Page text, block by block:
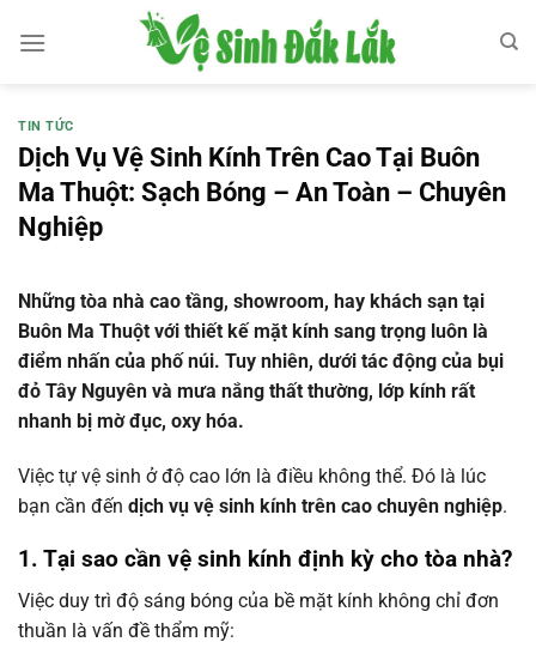
qua
TIN TỨC
Dịch Vụ Vệ Sinh Kính Trên Cao Tại Buôn
Ma Thuột: Sạch Bóng – An Toàn – Chuyên
Nghiệp
Những tòa nhà cao tầng, showroom, hay khách sạn tại
Buôn Ma Thuột với thiết kế mặt kính sang trọng luôn là
điểm nhấn của phố núi. Tuy nhiên, dưới tác động của bụi
đỏ Tây Nguyên và mưa nắng thất thường, lớp kính rất
nhanh bị mờ đục, oxy hóa.
Việc tự vệ sinh ở độ cao lớn là điều không thể. Đó là lúc
bạn cần đến dịch vụ vệ sinh kính trên cao chuyên nghiệp.
1. Tại sao cần vệ sinh kính định kỳ cho tòa nhà?
Việc duy trì độ sáng bóng của bề mặt kính không chỉ đơn
thuần là vấn đề thẩm mỹ: